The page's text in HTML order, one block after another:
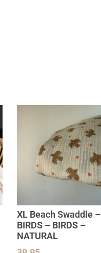
XL Beach Swaddle –
BIRDS – BIRDS –
NATURAL